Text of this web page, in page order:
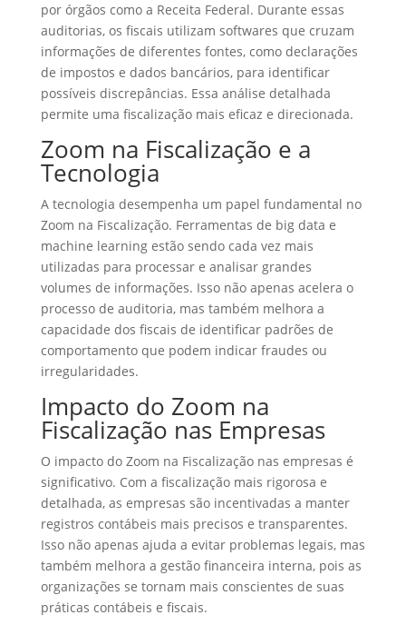
por órgãos como a Receita Federal. Durante essas
auditorias, os fiscais utilizam softwares que cruzam
informações de diferentes fontes, como declarações
de impostos e dados bancários, para identificar
possíveis discrepâncias. Essa análise detalhada
permite uma fiscalização mais eficaz e direcionada.
Zoom na Fiscalização e a
Tecnologia
A tecnologia desempenha um papel fundamental no
Zoom na Fiscalização. Ferramentas de big data e
machine learning estão sendo cada vez mais
utilizadas para processar e analisar grandes
volumes de informações. Isso não apenas acelera o
processo de auditoria, mas também melhora a
capacidade dos fiscais de identificar padrões de
comportamento que podem indicar fraudes ou
irregularidades.
Impacto do Zoom na
Fiscalização nas Empresas
O impacto do Zoom na Fiscalização nas empresas é
significativo. Com a fiscalização mais rigorosa e
detalhada, as empresas são incentivadas a manter
registros contábeis mais precisos e transparentes.
Isso não apenas ajuda a evitar problemas legais, mas
também melhora a gestão financeira interna, pois as
organizações se tornam mais conscientes de suas
práticas contábeis e fiscais.